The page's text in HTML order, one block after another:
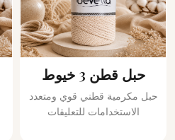
حبل قطن 3 خيوط
حبل مكرمية قطني قوي ومتعدد
الاستخدامات للتعليقات